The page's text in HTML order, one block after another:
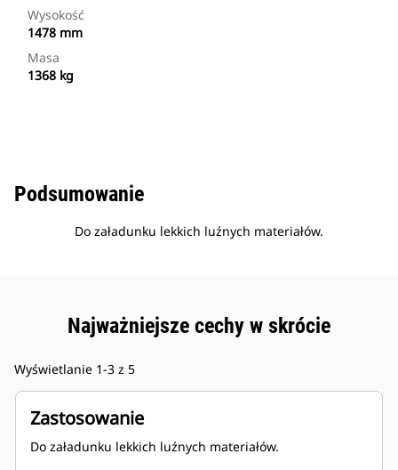
Wysokość
1478 mm
Masa
1368 kg
Podsumowanie
Do załadunku lekkich luźnych materiałów.
Najważniejsze cechy w skrócie
Wyświetlanie 1-3 z 5
Zastosowanie
Do załadunku lekkich luźnych materiałów.